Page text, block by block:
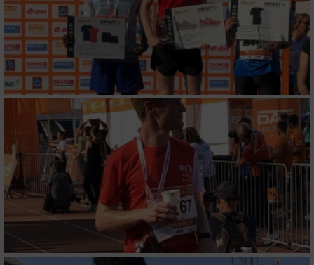
Geräte anhand von aktiv angeforderten
Informationen identifizieren
Nicht-IAB-Verarbeitungszwecke:
Notwendig
Performance
Funktional